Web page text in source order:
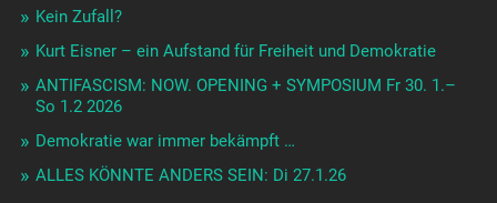
Kein Zufall?
Kurt Eisner – ein Aufstand für Freiheit und Demokratie
ANTIFASCISM: NOW. OPENING + SYMPOSIUM Fr 30. 1.–
So 1.2 2026
Demokratie war immer bekämpft …
ALLES KÖNNTE ANDERS SEIN: Di 27.1.26